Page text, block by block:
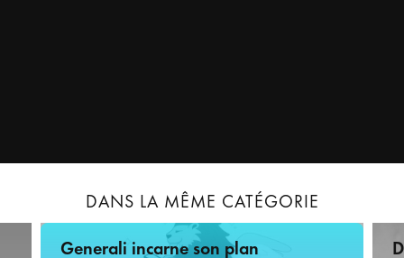
DANS LA MÊME CATÉGORIE
Generali incarne son plan